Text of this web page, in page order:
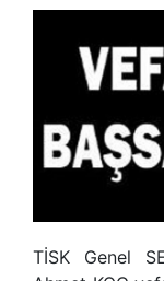
TİSK Genel